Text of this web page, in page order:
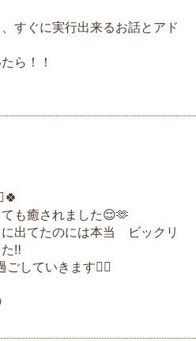
すぐに実行出来るお話とアド
ら！！
も癒されました😌🫶
出てたのには本当 ビックリ
‼️
していきます🙋‍♀️